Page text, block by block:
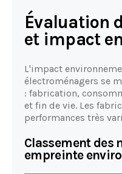
Évaluation
et impact
L'impact
électroménagers se
: fabrication,
et fin de vie. Les
performances très
Classement des
empreinte